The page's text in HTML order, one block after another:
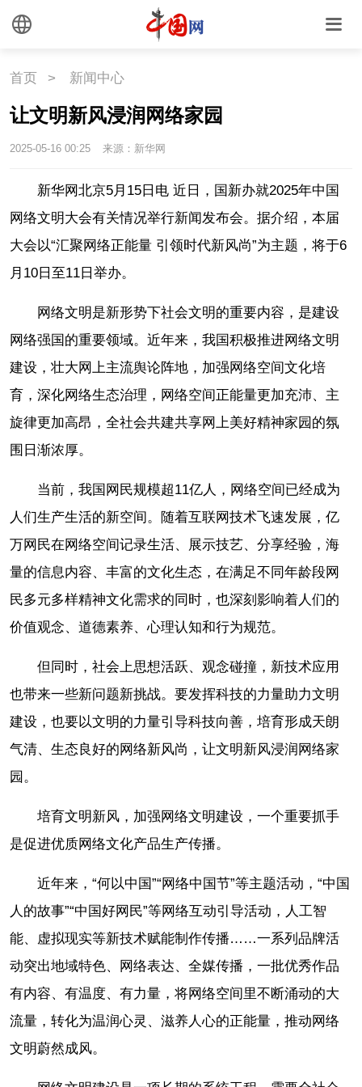
首页 > 新闻中心
让文明新风浸润网络家园
2025-05-16 00:25 来源：新华网
新华网北京5月15日电 近日，国新办就2025年中国
网络文明大会有关情况举行新闻发布会。据介绍，本届
大会以“汇聚网络正能量 引领时代新风尚”为主题，将于6
月10日至11日举办。
网络文明是新形势下社会文明的重要内容，是建设
网络强国的重要领域。近年来，我国积极推进网络文明
建设，壮大网上主流舆论阵地，加强网络空间文化培
育，深化网络生态治理，网络空间正能量更加充沛、主
旋律更加高昂，全社会共建共享网上美好精神家园的氛
围日渐浓厚。
当前，我国网民规模超11亿人，网络空间已经成为
人们生产生活的新空间。随着互联网技术飞速发展，亿
万网民在网络空间记录生活、展示技艺、分享经验，海
量的信息内容、丰富的文化生态，在满足不同年龄段网
民多元多样精神文化需求的同时，也深刻影响着人们的
价值观念、道德素养、心理认知和行为规范。
但同时，社会上思想活跃、观念碰撞，新技术应用
也带来一些新问题新挑战。要发挥科技的力量助力文明
建设，也要以文明的力量引导科技向善，培育形成天朗
气清、生态良好的网络新风尚，让文明新风浸润网络家
园。
培育文明新风，加强网络文明建设，一个重要抓手
是促进优质网络文化产品生产传播。
近年来，“何以中国”“网络中国节”等主题活动，“中国
人的故事”“中国好网民”等网络互动引导活动，人工智
能、虚拟现实等新技术赋能制作传播……一系列品牌活
动突出地域特色、网络表达、全媒传播，一批优秀作品
有内容、有温度、有力量，将网络空间里不断涌动的大
流量，转化为温润心灵、滋养人心的正能量，推动网络
文明蔚然成风。